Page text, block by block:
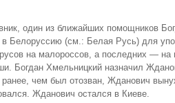
один из ближайших помощников
Белоруссию (см.: Белая Русь) для
на малороссов, а последних — на
Богдан Хмельницкий назначил
ранее, чем был отозван, Жданович
Жданович остался в Киеве.